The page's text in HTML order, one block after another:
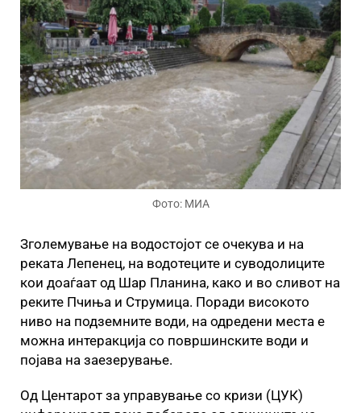
Фото: МИА
Зголемување на водостојот се очекува и на
реката Лепенец, на водотеците и суводолиците
кои доаѓаат од Шар Планина, како и во сливот на
реките Пчиња и Струмица. Поради високото
ниво на подземните води, на одредени места е
можна интеракција со површинските води и
појава на заезерување.
Од Центарот за управување со кризи (ЦУК)